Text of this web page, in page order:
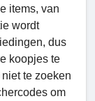
items, van
wordt
dus
koopjes te
te zoeken
om